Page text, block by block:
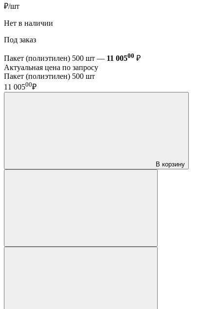
₽/шт
Нет в наличии
Под заказ
Пакет (полиэтилен) 500 шт — 11 00500 ₽
Актуальная цена по запросу
Пакет (полиэтилен) 500 шт
11 00500₽
В корзину